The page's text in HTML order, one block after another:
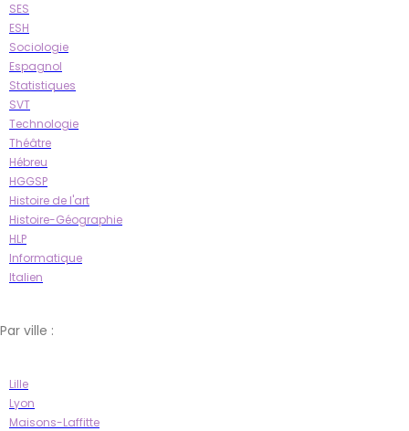
SES
ESH
Sociologie
Espagnol
Statistiques
SVT
Technologie
Théâtre
Hébreu
HGGSP
Histoire de l'art
Histoire-Géographie
HLP
Informatique
Italien
Par ville :
Lille
Lyon
Maisons-Laffitte